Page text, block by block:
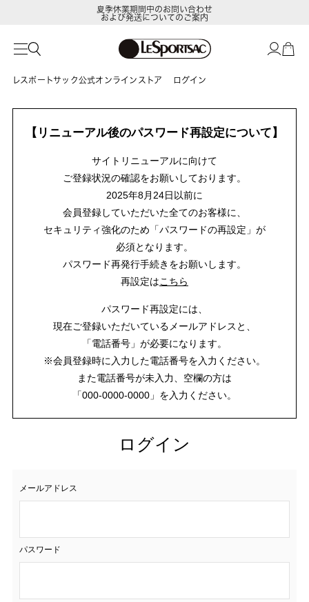
夏季休業期間中のお問い合わせ
および発送についてのご案内
レスポートサック公式オンラインストア ログイン
【リニューアル後のパスワード再設定について】
サイトリニューアルに向けて
ご登録状況の確認をお願いしております。
2025年8月24日以前に
会員登録していただいた全てのお客様に、
セキュリティ強化のため「パスワードの再設定」が
必須となります。
パスワード再発行手続きをお願いします。
再設定はこちら
パスワード再設定には、
現在ご登録いただいているメールアドレスと、
「電話番号」が必要になります。
※会員登録時に入力した電話番号を入力ください。
また電話番号が未入力、空欄の方は
「000-0000-0000」を入力ください。
ログイン
メールアドレス
パスワード